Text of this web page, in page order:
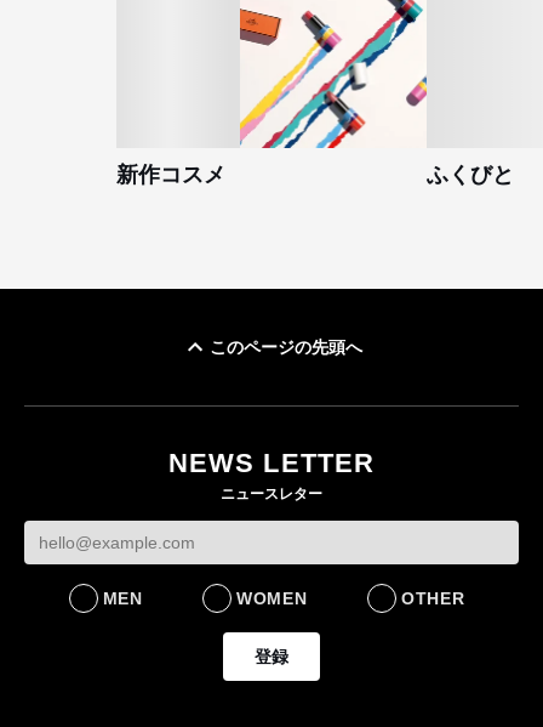
新作コスメ ふくびと
このページの先頭へ
NEWS LETTER
ニュースレター
MEN WOMEN OTHER
登録